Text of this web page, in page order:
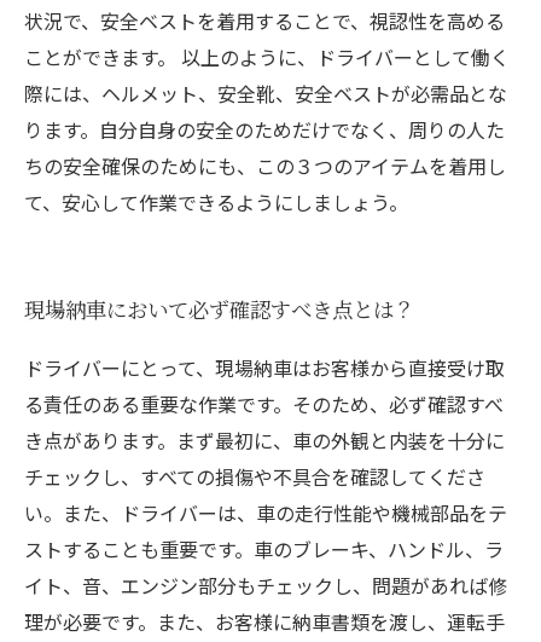
状況で、安全ベストを着用することで、視認性を高める
ことができます。 以上のように、ドライバーとして働く
際には、ヘルメット、安全靴、安全ベストが必需品とな
ります。自分自身の安全のためだけでなく、周りの人た
ちの安全確保のためにも、この３つのアイテムを着用し
て、安心して作業できるようにしましょう。
現場納車において必ず確認すべき点とは？
ドライバーにとって、現場納車はお客様から直接受け取
る責任のある重要な作業です。そのため、必ず確認すべ
き点があります。まず最初に、車の外観と内装を十分に
チェックし、すべての損傷や不具合を確認してくださ
い。また、ドライバーは、車の走行性能や機械部品をテ
ストすることも重要です。車のブレーキ、ハンドル、ラ
イト、音、エンジン部分もチェックし、問題があれば修
理が必要です。また、お客様に納車書類を渡し、運転手